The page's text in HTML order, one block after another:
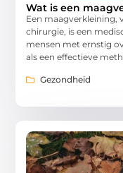
Wat is een
Een maagverkleining,
chirurgie, is een
mensen met ernstig
als een effectieve
Gezondheid